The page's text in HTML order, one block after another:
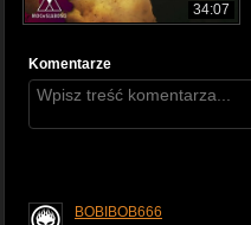
34:07
Komentarze
BOBIBOB666